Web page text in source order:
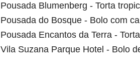
Pousada Blumenberg - Torta
Pousada do Bosque - Bolo com
Pousada Encantos da Terra -
Vila Suzana Parque Hotel - Bolo